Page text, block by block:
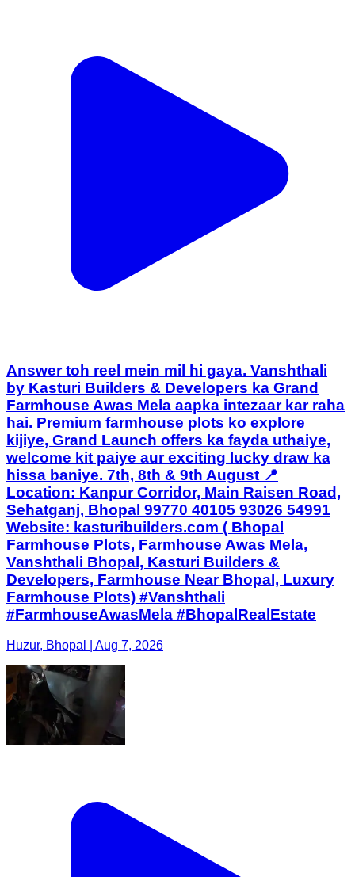
Answer toh reel mein mil hi gaya. Vanshthali
by Kasturi Builders & Developers ka Grand
Farmhouse Awas Mela aapka intezaar kar raha
hai. Premium farmhouse plots ko explore
kijiye, Grand Launch offers ka fayda uthaiye,
welcome kit paiye aur exciting lucky draw ka
hissa baniye. 7th, 8th & 9th August 📍
Location: Kanpur Corridor, Main Raisen Road,
Sehatganj, Bhopal 99770 40105 93026 54991
Website: kasturibuilders.com ( Bhopal
Farmhouse Plots, Farmhouse Awas Mela,
Vanshthali Bhopal, Kasturi Builders &
Developers, Farmhouse Near Bhopal, Luxury
Farmhouse Plots) #Vanshthali
#FarmhouseAwasMela #BhopalRealEstate
Huzur, Bhopal | Aug 7, 2026